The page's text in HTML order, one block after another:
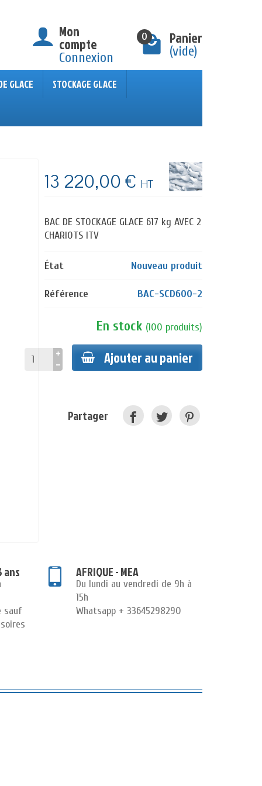
Mon
compte
Connexion
0 Panier
(vide)
GLACE STOCKAGE GLACE
13 220,00 € HT
BAC DE STOCKAGE GLACE 617 kg AVEC 2
CHARIOTS ITV
État Nouveau produit
Référence BAC-SCD600-2
En stock (100 produits)
Ajouter au panier
Partager
ans
sauf
AFRIQUE - MEA
Du lundi au vendredi de 9h à
15h
Whatsapp + 33645298290